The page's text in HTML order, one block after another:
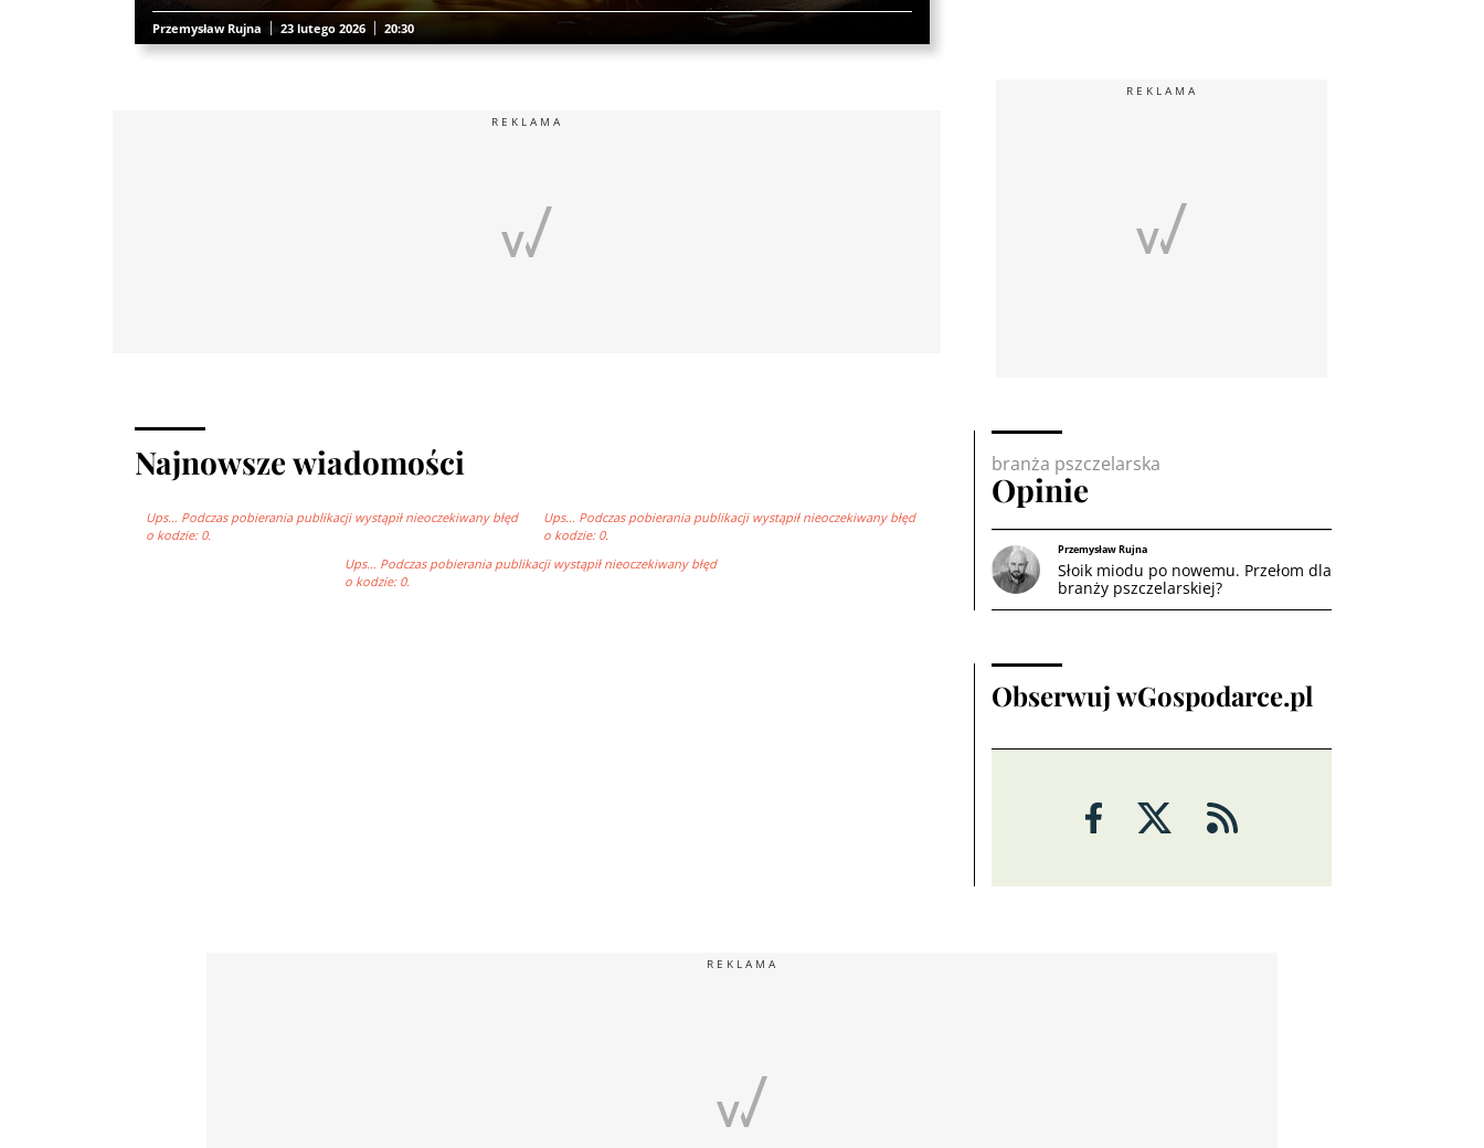
Przemysław Rujna 23 lutego 2026 20:30
REKLAMA
Najnowsze wiadomości
Ups… Podczas pobierania publikacji wystąpił nieoczekiwany błęd
o kodzie: 0.
Ups… Podczas pobierania publikacji wystąpił nieoczekiwany błęd
o kodzie: 0.
Ups… Podczas pobierania publikacji wystąpił nieoczekiwany błęd
o kodzie: 0.
REKLAMA
branża pszczelarska
Opinie
Przemysław Rujna
Słoik miodu po nowemu. Przełom dla
branży pszczelarskiej?
Obserwuj wGospodarce.pl
REKLAMA